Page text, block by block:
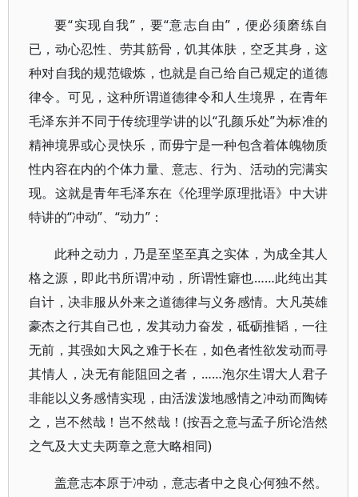
要“实现自我”，要“意志自由”，便必须磨练自
已，动心忍性、劳其筋骨，饥其体肤，空乏其身，这
种对自我的规范锻炼，也就是自己给自己规定的道德
律令。可见，这种所谓道德律令和人生境界，在青年
毛泽东并不同于传统理学讲的以“孔颜乐处”为标准的
精神境界或心灵快乐，而毋宁是一种包含着体魄物质
性内容在内的个体力量、意志、行为、活动的完满实
现。这就是青年毛泽东在《伦理学原理批语》中大讲
特讲的“冲动”、“动力”：
此种之动力，乃是至坚至真之实体，为成全其人
格之源，即此书所谓冲动，所谓性癖也……此纯出其
自计，决非服从外来之道德律与义务感情。大凡英雄
豪杰之行其自己也，发其动力奋发，砥砺推韬，一往
无前，其强如大风之难于长在，如色者性欲发动而寻
其情人，决无有能阻回之者，……泡尔生谓大人君子
非能以义务感情实现，由活泼泼地感情之冲动而陶铸
之，岂不然哉！岂不然哉！(按吾之意与孟子所论浩然
之气及大丈夫两章之意大略相同)
盖意志本原于冲动，意志者中之良心何独不然。